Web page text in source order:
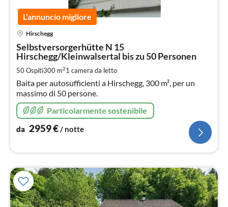
L’annuncio migliore
Hirschegg
Selbstversorgerhütte N 15
Hirschegg/Kleinwalsertal bis zu 50 Personen
50 Ospiti300 m21 camera da letto
Baita per autosufficienti a Hirschegg, 300 m², per un
massimo di 50 persone.
Particolarmente sostenibile
da 2959€/ notte